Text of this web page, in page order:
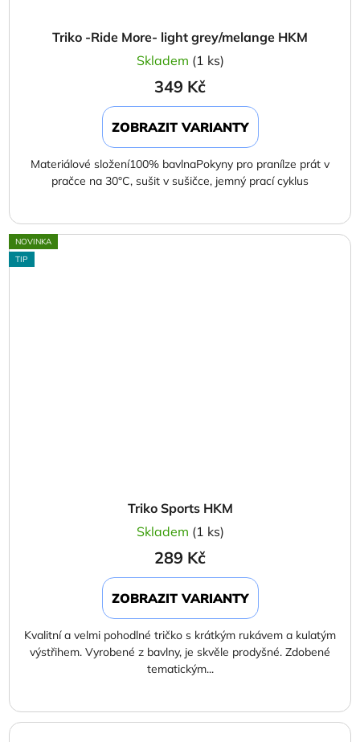
Triko -Ride More- light grey/melange HKM
Skladem (1 ks)
349 Kč
ZOBRAZIT VARIANTY
Materiálové složení100% bavlnaPokyny pro pranílze prát v
pračce na 30°C, sušit v sušičce, jemný prací cyklus
NOVINKA
TIP
Triko Sports HKM
Skladem (1 ks)
289 Kč
ZOBRAZIT VARIANTY
Kvalitní a velmi pohodlné tričko s krátkým rukávem a kulatým
výstřihem. Vyrobené z bavlny, je skvěle prodyšné. Zdobené
tematickým...